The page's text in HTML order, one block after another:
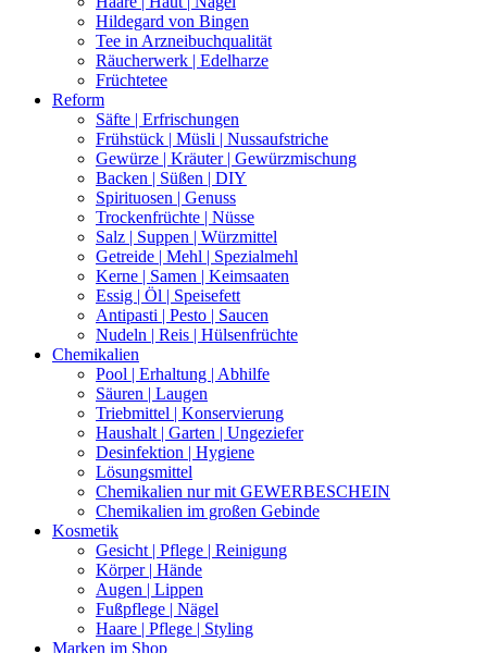
Hildegard von Bingen
Tee in Arzneibuchqualität
Räucherwerk | Edelharze
Früchtetee
Reform
Säfte | Erfrischungen
Frühstück | Müsli | Nussaufstriche
Gewürze | Kräuter | Gewürzmischung
Backen | Süßen | DIY
Spirituosen | Genuss
Trockenfrüchte | Nüsse
Salz | Suppen | Würzmittel
Getreide | Mehl | Spezialmehl
Kerne | Samen | Keimsaaten
Essig | Öl | Speisefett
Antipasti | Pesto | Saucen
Nudeln | Reis | Hülsenfrüchte
Chemikalien
Pool | Erhaltung | Abhilfe
Säuren | Laugen
Triebmittel | Konservierung
Haushalt | Garten | Ungeziefer
Desinfektion | Hygiene
Lösungsmittel
Chemikalien nur mit GEWERBESCHEIN
Chemikalien im großen Gebinde
Kosmetik
Gesicht | Pflege | Reinigung
Körper | Hände
Augen | Lippen
Fußpflege | Nägel
Haare | Pflege | Styling
Marken im Shop